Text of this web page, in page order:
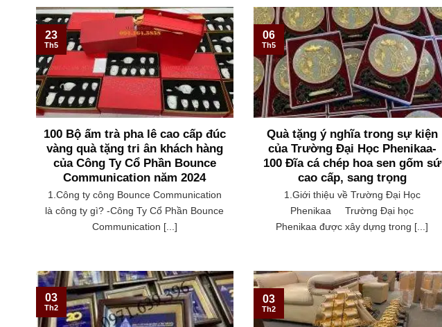
100 Bộ ấm trà pha lê cao cấp đúc
vàng quà tặng tri ân khách hàng
của Công Ty Cổ Phần Bounce
Communication năm 2024
1.Công ty công Bounce Communication
là công ty gì? -Công Ty Cổ Phần Bounce
Communication [...]
23
Th5
Quà tặng ý nghĩa trong sự kiện
của Trường Đại Học Phenikaa-
100 Đĩa cá chép hoa sen gốm sứ
cao cấp, sang trọng
1.Giới thiệu về Trường Đại Học
Phenikaa Trường Đại học
Phenikaa được xây dựng trong [...]
06
Th5
03
Th2
03
Th2